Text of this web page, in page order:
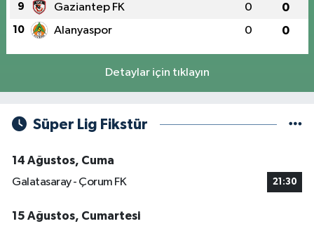
9 Gaziantep FK 0 0
10 Alanyaspor 0 0
Detaylar için tıklayın
Süper Lig Fikstür
14 Ağustos, Cuma
Galatasaray - Çorum FK
21:30
15 Ağustos, Cumartesi